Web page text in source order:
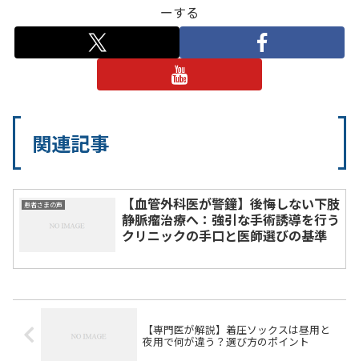
ーする
関連記事
患者さまの声
【血管外科医が警鐘】後悔しない下肢
静脈瘤治療へ：強引な手術誘導を行う
クリニックの手口と医師選びの基準
【専門医が解説】着圧ソックスは昼用と
夜用で何が違う？選び方のポイント